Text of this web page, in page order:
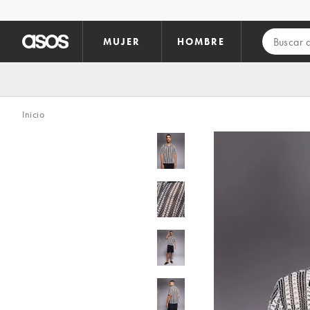
MUJER HOMBRE
Inicio